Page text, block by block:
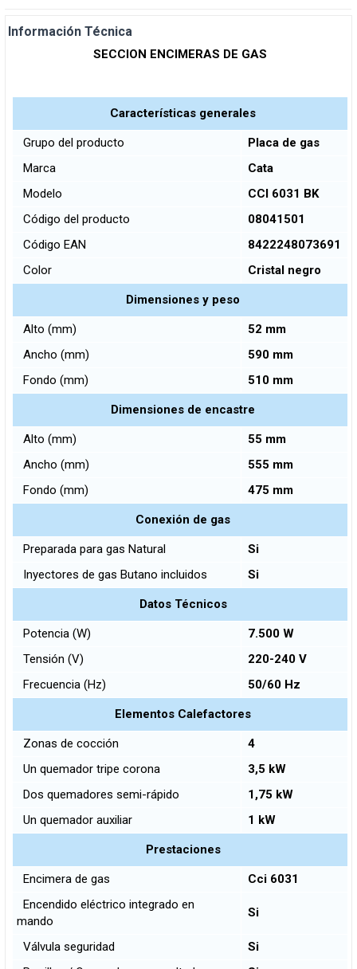
Información Técnica
SECCION ENCIMERAS DE GAS
Características generales
Grupo del producto
Placa de gas
Marca
Cata
Modelo
CCI 6031 BK
Código del producto
08041501
Código EAN
8422248073691
Color
Cristal negro
Dimensiones y peso
Alto (mm)
52 mm
Ancho (mm)
590 mm
Fondo (mm)
510 mm
Dimensiones de encastre
Alto (mm)
55 mm
Ancho (mm)
555 mm
Fondo (mm)
475 mm
Conexión de gas
Preparada para gas Natural
Si
Inyectores de gas Butano incluidos
Si
Datos Técnicos
Potencia (W)
7.500 W
Tensión (V)
220-240 V
Frecuencia (Hz)
50/60 Hz
Elementos Calefactores
Zonas de cocción
4
Un quemador tripe corona
3,5 kW
Dos quemadores semi-rápido
1,75 kW
Un quemador auxiliar
1 kW
Prestaciones
Encimera de gas
Cci 6031
Encendido eléctrico integrado en
mando
Si
Válvula seguridad
Si